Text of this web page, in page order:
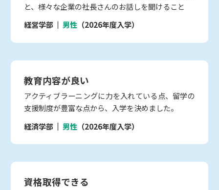
と、様々な企業の社長さんのお話しを聞けること
経営学部
男性 （2026年度入学）
教育内容が良い
アクティブラーニングに力を入れている点、留学の
支援制度が豊富な点から、入学を決めました。
経済学部
男性 （2026年度入学）
資格取得できる